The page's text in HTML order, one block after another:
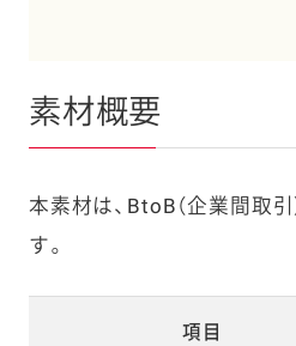
素材概要
本素材は、BtoB（企業間取
す。
項目